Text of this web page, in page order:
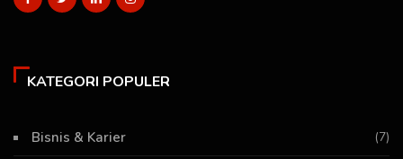
KATEGORI POPULER
Bisnis & Karier (7)